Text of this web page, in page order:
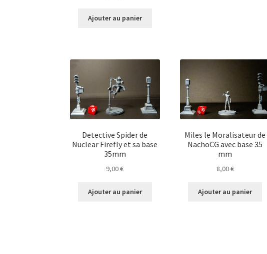
Ajouter au panier
Detective Spider de
Nuclear Firefly et sa base
35mm
9,00€
Ajouter au panier
Miles le Moralisateur de
NachoCG avec base 35
mm
8,00€
Ajouter au panier